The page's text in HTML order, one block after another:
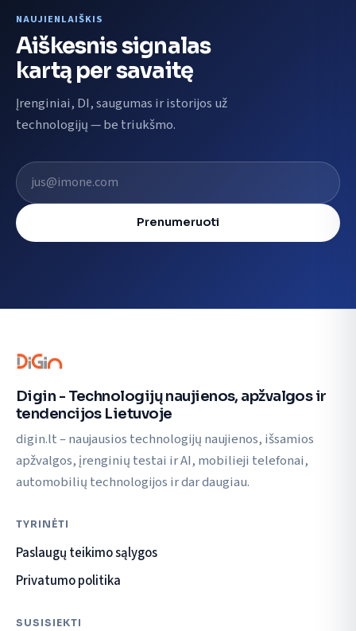
NAUJIENLAIŠKIS
Aiškesnis signalas
kartą per savaitę
Įrenginiai, DI, saugumas ir istorijos už
technologijų — be triukšmo.
El. pašto adresas
Prenumeruoti
Digin - Technologijų naujienos, apžvalgos ir
tendencijos Lietuvoje
digin.lt – naujausios technologijų naujienos, išsamios
apžvalgos, įrenginių testai ir AI, mobilieji telefonai,
automobilių technologijos ir dar daugiau.
TYRINĖTI
Paslaugų teikimo sąlygos
Privatumo politika
SUSISIEKTI